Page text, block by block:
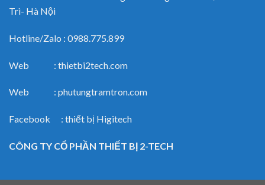
Trì- Hà Nội
Hotline/Zalo : 0988.775.899
Web : thietbi2tech.com
Web : phutungtramtron.com
Facebook : thiết bị Higitech
CÔNG TY CỔ PHẦN THIẾT BỊ 2-TECH